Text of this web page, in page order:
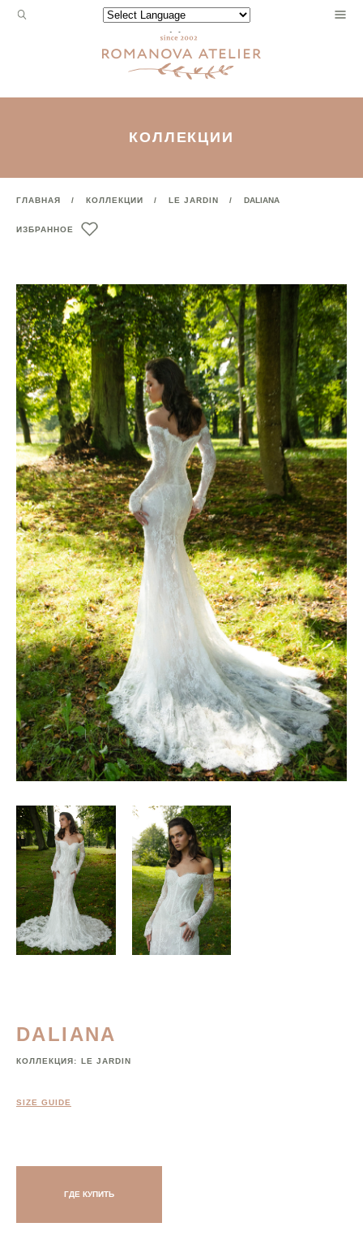
Запрос
Powered by
КОЛЛЕКЦИИ
ГЛАВНАЯ КОЛЛЕКЦИИ LE JARDIN DALIANA
ИЗБРАННОЕ
DALIANA
КОЛЛЕКЦИЯ: LE JARDIN
SIZE GUIDE
ГДЕ КУПИТЬ